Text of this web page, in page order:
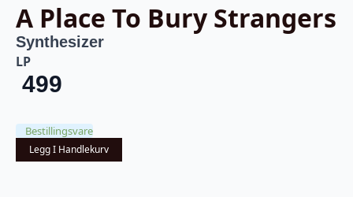
A Place To Bury Strangers
Synthesizer
LP
499
Bestillingsvare
Legg I Handlekurv